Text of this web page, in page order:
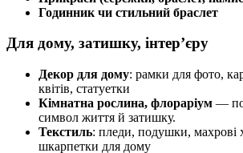
Годинник чи стильний браслет
Для дому, затишку, інтер’єру
Декор для дому: рамки для фото,
квітів, статуетки
Кімнатна рослина, флораріум —
символ життя й затишку.
Текстиль: пледи, подушки, махрові
шкарпетки для дому